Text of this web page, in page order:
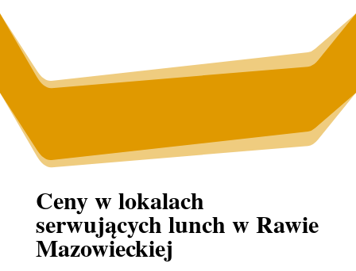
Ceny w lokalach
serwujących lunch w Rawie
Mazowieckiej